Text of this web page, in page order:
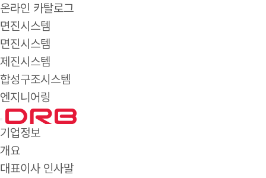
온라인 카탈로그
면진시스템
면진시스템
제진시스템
합성구조시스템
엔지니어링
기업정보
개요
대표이사 인사말